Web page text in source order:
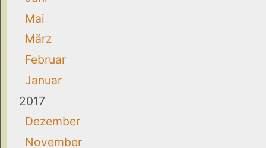
Mai
März
Februar
Januar
2017
Dezember
November